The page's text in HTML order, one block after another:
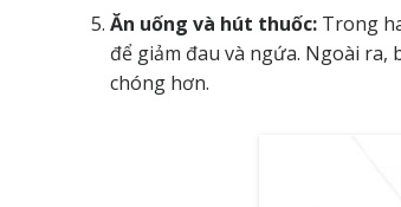
Ăn uống và hút thuốc:Trong
để giảm đau và ngứa. Ngoài
chóng hơn.